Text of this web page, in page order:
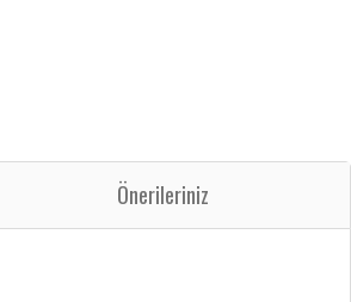
Önerileriniz